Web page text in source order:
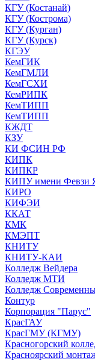
КГУ (Костанай)
КГУ (Кострома)
КГУ (Курган)
КГУ (Курск)
КГЭУ
КемГИК
КемГМЛИ
КемГСХИ
КемРИПК
КемТИПП
КемТИПП
КЖДТ
КЗУ
КИ ФСИН РФ
КИПК
КИПКР
КИПУ имени Февзи
КИРО
КИФЭИ
ККАТ
КМК
КМЭПТ
КНИТУ
КНИТУ-КАИ
Колледж Вейдера
Колледж МТИ
Колледж
Контур
Корпорация "Парус"
КрасГАУ
КрасГМУ (КГМУ)
Красногорский
Красноярский